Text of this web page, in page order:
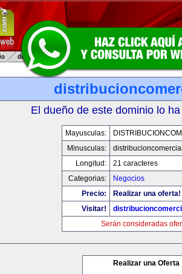
El dueño de este dominio lo
Mayusculas:
Minusculas:
Longitud:
21 caracteres
Categorias:
Negocios
Precio:
Realizar una oferta!
Visitar!
Serán consideradas
Realizar una Oferta